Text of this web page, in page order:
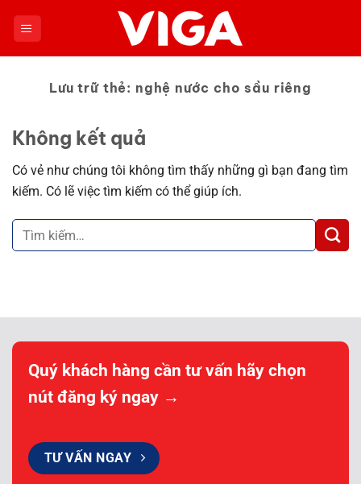
Lưu trữ thẻ: nghệ nước cho sầu riêng
Không kết quả
Có vẻ như chúng tôi không tìm thấy những gì bạn đang tìm
kiếm. Có lẽ việc tìm kiếm có thể giúp ích.
Quý khách hàng cần tư vấn hãy chọn
nút đăng ký ngay →
TƯ VẤN NGAY